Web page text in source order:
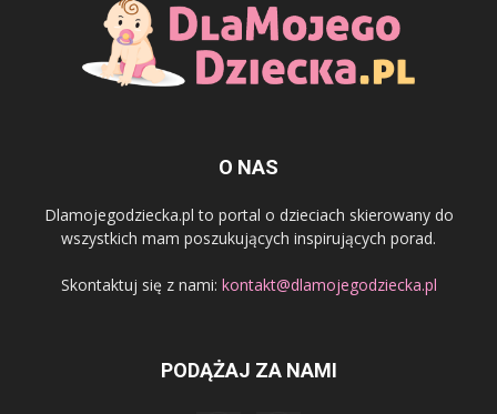
O NAS
Dlamojegodziecka.pl to portal o dzieciach skierowany do
wszystkich mam poszukujących inspirujących porad.
Skontaktuj się z nami: kontakt@dlamojegodziecka.pl
PODĄŻAJ ZA NAMI